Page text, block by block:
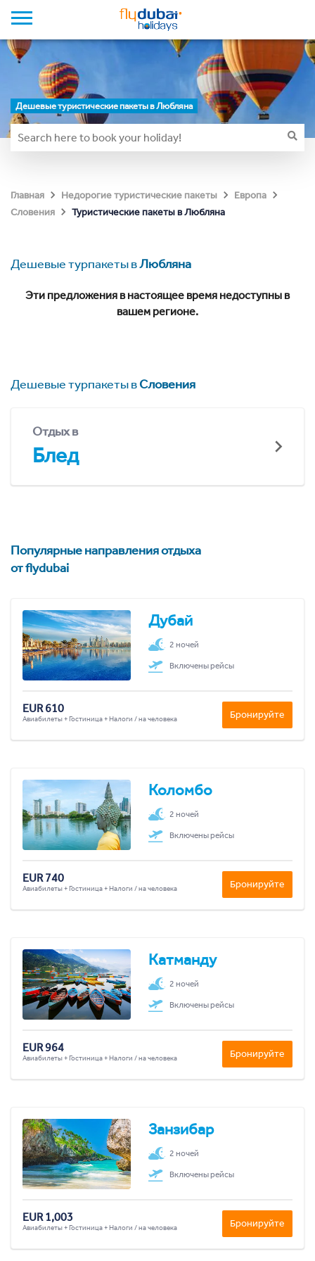
Дешевые туристические пакеты в Любляна
Главная Недорогие туристические пакеты
Европа
Словения
Туристические пакеты в Любляна
Дешевые турпакеты вЛюбляна
Эти предложения в настоящее время недоступны в
вашем регионе.
Дешевые турпакеты вСловения
Отдых в
Блед
Популярные направления отдыха
от flydubai
Дубай
2 ночей
Включены рейсы
EUR 610
Авиабилеты + Гостиница + Налоги / на человека Бронируйте
Коломбо
2 ночей
Включены рейсы
EUR 740
Авиабилеты + Гостиница + Налоги / на человека Бронируйте
Катманду
2 ночей
Включены рейсы
EUR 964
Авиабилеты + Гостиница + Налоги / на человека Бронируйте
Занзибар
2 ночей
Включены рейсы
EUR 1,003
Авиабилеты + Гостиница + Налоги / на человека Бронируйте